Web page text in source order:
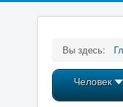
Вы здесь:
Человек